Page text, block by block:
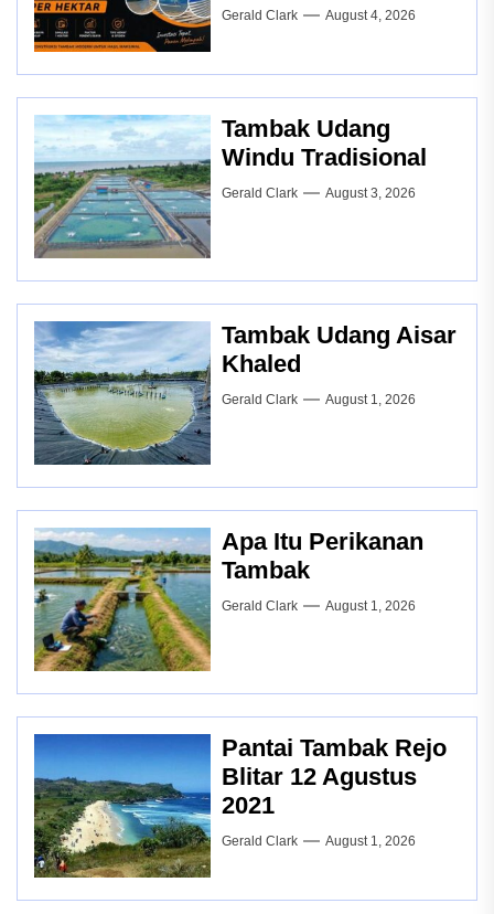
Gerald Clark August 4, 2026
Tambak Udang
Windu Tradisional
Gerald Clark August 3, 2026
Tambak Udang Aisar
Khaled
Gerald Clark August 1, 2026
Apa Itu Perikanan
Tambak
Gerald Clark August 1, 2026
Pantai Tambak Rejo
Blitar 12 Agustus
2021
Gerald Clark August 1, 2026